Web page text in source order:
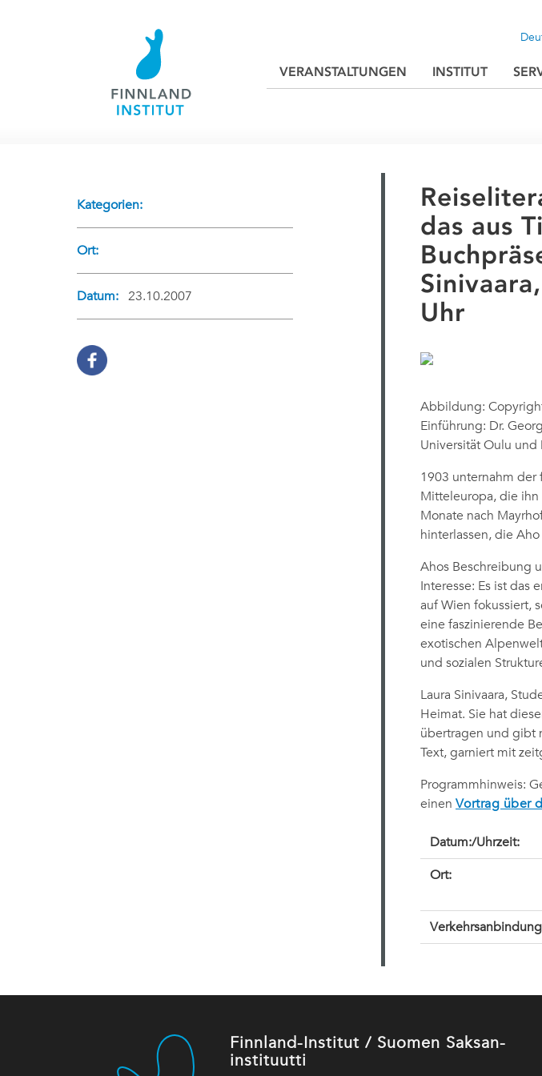
VERANSTALTUNGEN INSTITUT
Kategorien:
Ort:
Datum: 23.10.2007
das aus
Uhr
Abbildung:
Einführung: Dr.
Universität Oulu und
1903 unternahm der
Mitteleuropa, die
Monate nach
hinterlassen, die
Ahos Beschreibung
Interesse: Es ist das
auf Wien fokussiert,
eine faszinierende
exotischen
und sozialen
Laura Sinivaara,
Heimat. Sie hat
übertragen und gibt
Text, garniert mit
Programmhinweis:
einen Vortrag über
Datum:/Uhrzeit:
Ort:
Finnland-Institut / Suomen Saksan-
instituutti